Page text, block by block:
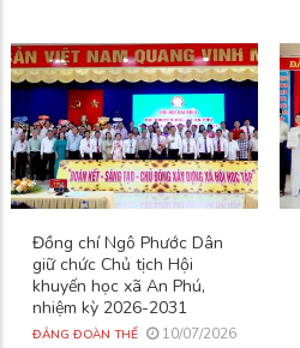
Đồng chí Ngô Phước Dân
giữ chức Chủ tịch Hội
khuyến học xã An Phú,
nhiệm kỳ 2026-2031
ĐẢNG ĐOÀN THỂ 10/07/2026